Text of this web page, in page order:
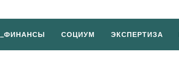
СОЦИУМ ЭКСПЕРТИЗА